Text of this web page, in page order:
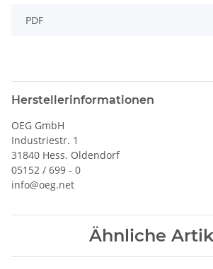
PDF
Herstellerinformationen
OEG GmbH
Industriestr. 1
31840 Hess. Oldendorf
05152 / 699 - 0
info@oeg.net
Ähnliche